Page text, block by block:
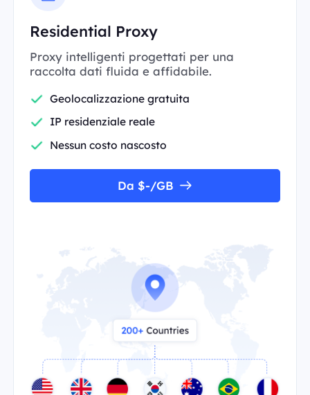
Residential Proxy
Proxy intelligenti progettati per una
raccolta dati fluida e affidabile.
Geolocalizzazione gratuita
IP residenziale reale
Nessun costo nascosto
Da $-/GB